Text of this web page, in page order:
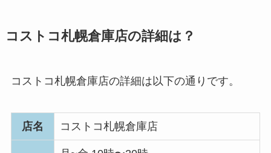
コストコ札幌倉庫店の詳細は？
コストコ札幌倉庫店の詳細は以下の通りです。
店名 コストコ札幌倉庫店